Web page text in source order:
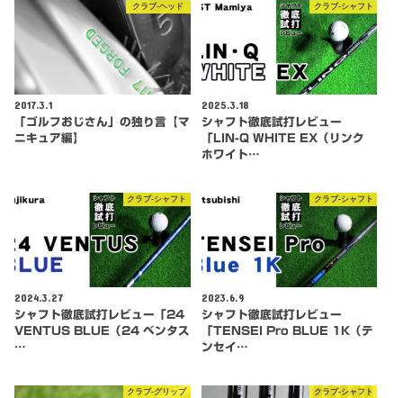
クラブ-ヘッド
2017.3.1
「ゴルフおじさん」の独り言【マ
ニキュア編】
クラブ-シャフト
2025.3.18
シャフト徹底試打レビュー
「LIN-Q WHITE EX（リンク
ホワイト…
クラブ-シャフト
2024.3.27
シャフト徹底試打レビュー「24
VENTUS BLUE（24 ベンタス
…
クラブ-シャフト
2023.6.9
シャフト徹底試打レビュー
「TENSEI Pro BLUE 1K（テ
ンセイ…
クラブ-グリップ クラブ-シャフト